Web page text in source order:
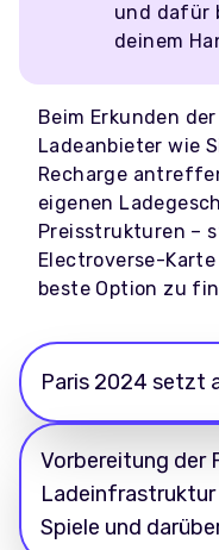
und dafür
deinem
Beim Erkunden
Ladeanbieter wie
Recharge
eigenen
Preisstrukturen –
Electroverse-
beste Option zu
Paris 2024 setzt
Vorbereitung der
Ladeinfrastruktur
Spiele und